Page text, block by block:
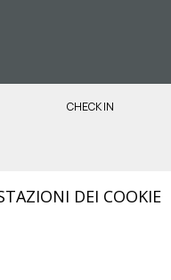
CHECK IN
DEI COOKIE